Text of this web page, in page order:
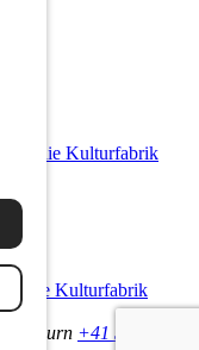
in die Kulturfabrik
in die Kulturfabrik
Solothurn +41 32 621